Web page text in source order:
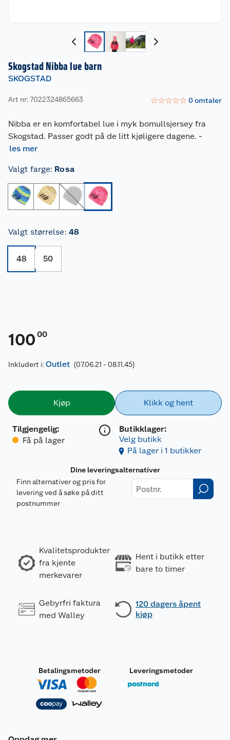
Skogstad Nibba lue barn
SKOGSTAD
Art nr: 7022324865663 ☆☆☆☆☆ 0omtaler
Nibba er en komfortabel lue i myk bomullsjersey fra
Skogstad. Passer godt på de litt kjøligere dagene. -
les mer
Valgt farge: Rosa
Valgt størrelse: 48
48 50
100 00
Inkludert i:Outlet (07.06.21 - 08.11.45)
Kjøp
Tilgjengelig:
Få på lager
Klikk og hent
Butikklager:
Velg butikk
På lager i 1 butikker
Dine leveringsalternativer
Finn alternativer og pris for
levering ved å søke på ditt
postnummer
Kvalitetsprodukter
fra kjente
merkevarer
Hent i butikk etter
bare to timer
Gebyrfri faktura
med Walley
120 dagers åpent
kjøp
Betalingsmetoder Leveringsmetoder